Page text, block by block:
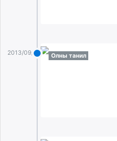
2013/09/04 Олны танил